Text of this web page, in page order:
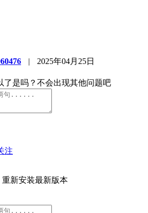
|
2025年04月25日
了是吗？不会出现其他问题吧
新安装最新版本